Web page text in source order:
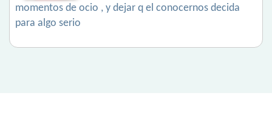
momentos de ocio , y dejar q el conocernos decida
para algo serio